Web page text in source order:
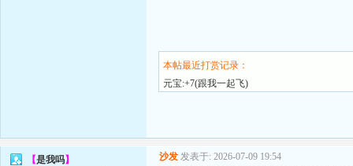
本帖最近打赏记录：
元宝:+7(跟我一起飞)
【是我吗】 沙发 发表于: 2026-07-09 19:54